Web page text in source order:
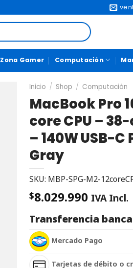
Zona Gamer Computación
Inicio / Shop / Computación
MacBook Pro
core CPU – 38-
– 140W USB-
Gray
SKU: MBP-SPG-M2-
$8.029.990 IVA Incl.
Transferencia
Mercado Pago
Tarjetas de débito o